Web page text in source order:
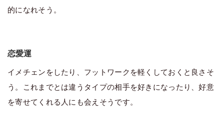
的になれそう。
恋愛運
イメチェンをしたり、フットワークを軽くしておくと良さそ
う。これまでとは違うタイプの相手を好きになったり、好意
を寄せてくれる人にも会えそうです。